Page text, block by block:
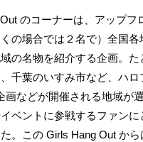
の場合では２名で）全国
の名物を紹介する企画。た
千葉のいすみ市など、ハ
画などが開催される地域が
ベントに参戦するファン
。この Girls Hang Out か